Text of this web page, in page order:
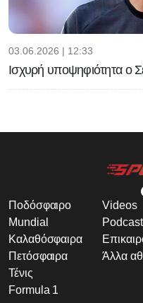
03.06.2026 | 12:33
Ισχυρή υποψηφιότητα ο
Ποδόσφαιρο
Mundial
Καλαθόσφαιρα
Πετόσφαιρα
Τένις
Formula 1
Videos
Άλλα